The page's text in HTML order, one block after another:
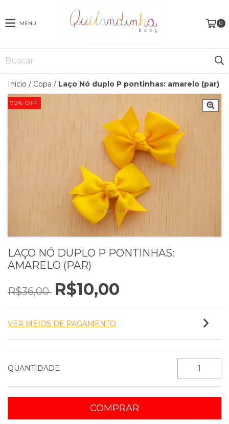
MENU 0
Início / Copa / Laço Nó duplo P pontinhas: amarelo (par)
72% OFF
LAÇO NÓ DUPLO P PONTINHAS:
AMARELO (PAR)
R$36,00 R$10,00
VER MEIOS DE PAGAMENTO
QUANTIDADE